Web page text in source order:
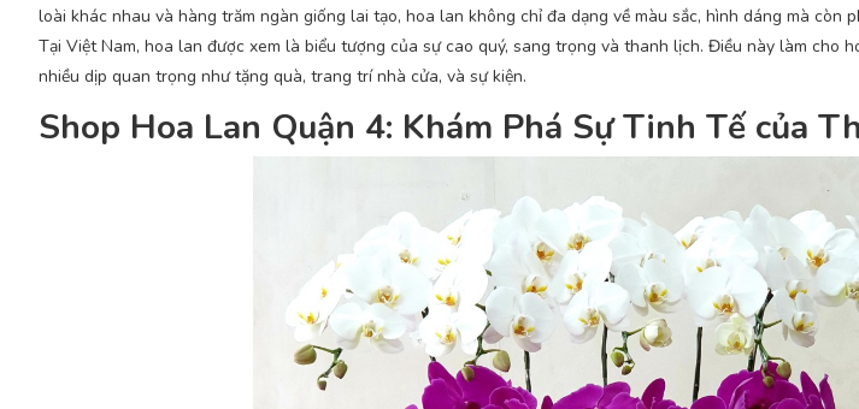
loài khác nhau và hàng trăm ngàn giống lai tạo, hoa lan không chỉ đa dạng về màu sắc, hình dáng mà còn
Tại Việt Nam, hoa lan được xem là biểu tượng của sự cao quý, sang trọng và thanh lịch. Điều này làm cho
nhiều dịp quan trọng như tặng quà, trang trí nhà cửa, và sự kiện.
Shop Hoa Lan Quận 4: Khám Phá Sự Tinh Tế của